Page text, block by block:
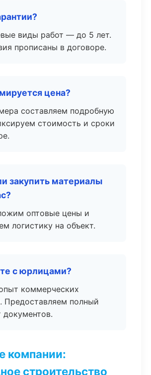
виды работ — до 5 лет.
прописаны в договоре.
цена?
составляем подробную
стоимость и сроки
закупить материалы
оптовые цены и
логистику на объект.
с юрлицами?
коммерческих
Предоставляем полный
документов.
компании:
строительство